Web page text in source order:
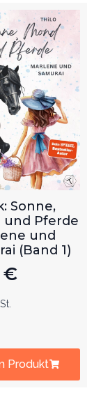
Sonne,
und Pferde
und
(Band 1)
€
Produkt